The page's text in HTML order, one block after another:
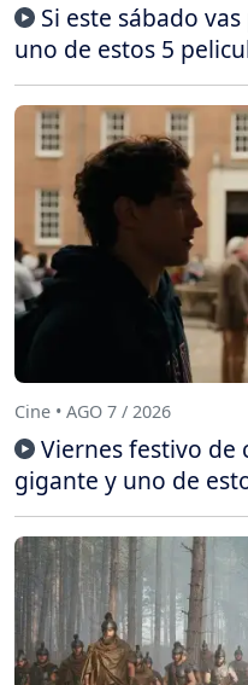
Si este sábado
uno de estos 5
Cine • AGO 7 / 2026
Viernes festivo de
gigante y uno de